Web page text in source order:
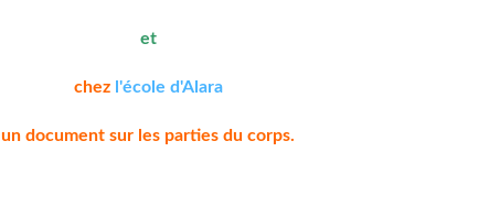
et
chez l'école d'Alara
un document sur les parties du corps.